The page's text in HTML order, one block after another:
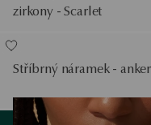
zirkony - Scarlet
Stříbrný náramek - anker
Zobrazit produkty